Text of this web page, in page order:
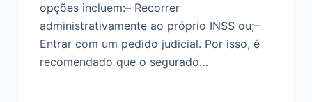
opções incluem:– Recorrer
administrativamente ao próprio INSS ou;–
Entrar com um pedido judicial. Por isso, é
recomendado que o segurado…